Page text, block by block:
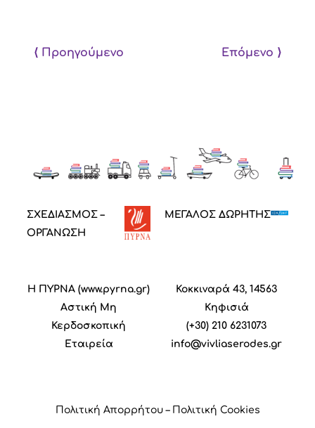
⟨ Προηγούμενο Επόμενο ⟩
Η ΠΥΡΝΑ (www.pyrna.gr)
Αστική Mη
Κερδοσκοπική
Εταιρεία
Κοκκιναρά 43, 14563
Κηφισιά
(+30) 210 6231073
info@vivliaserodes.gr
ΣΧΕΔΙΑΣΜΟΣ –
ΟΡΓΑΝΩΣΗ
ΜΕΓΑΛΟΣ ΔΩΡΗΤΗΣ
Πολιτική Απορρήτου– Πολιτική Cookies